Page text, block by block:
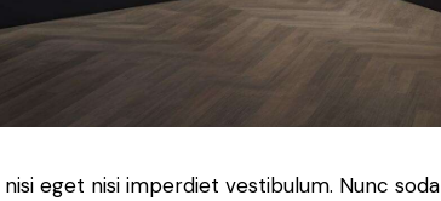
nisi eget nisi imperdiet vestibulum. Nunc